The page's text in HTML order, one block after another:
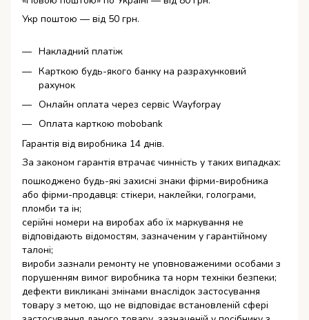
Укр поштою — від 50 грн.
Накладний платіж
Карткою будь-якого банку на разрахунковий
рахунок
Онлайн оплата через сервіс Wayforpay
Оплата карткою mobobank
Гарантія від виробника 14 днів.
За законом гарантія втрачає чинність у таких випадках:
пошкоджено будь-які захисні знаки фірми-виробника
або фірми-продавця: стікери, наклейки, голограми,
пломби та ін;
серійні номери на виробах або їх маркування не
відповідають відомостям, зазначеним у гарантійному
талоні;
вироби зазнали ремонту не уповноваженими особами з
порушенням вимог виробника та норм техніки безпеки;
дефекти викликані змінами внаслідок застосування
товару з метою, що не відповідає встановленій сфері